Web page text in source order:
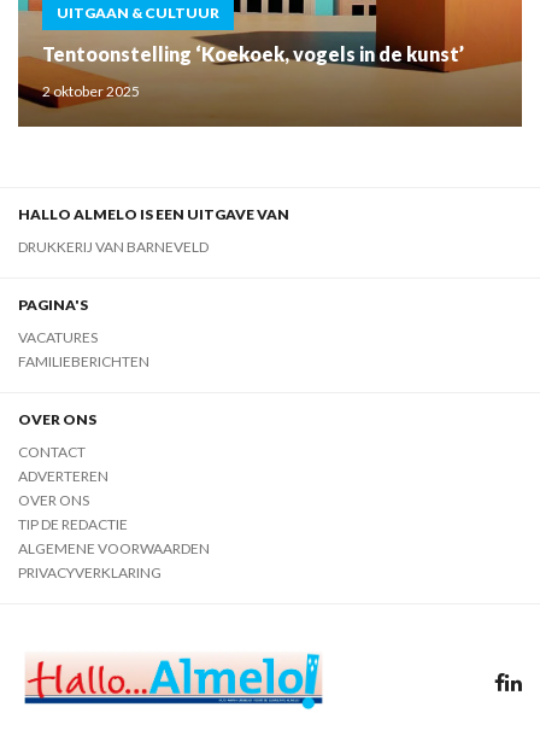
UITGAAN & CULTUUR
Tentoonstelling ‘Koekoek, vogels in de kunst’
2 oktober 2025
HALLO ALMELO IS EEN UITGAVE VAN
DRUKKERIJ VAN BARNEVELD
PAGINA'S
VACATURES
FAMILIEBERICHTEN
OVER ONS
CONTACT
ADVERTEREN
OVER ONS
TIP DE REDACTIE
ALGEMENE VOORWAARDEN
PRIVACYVERKLARING